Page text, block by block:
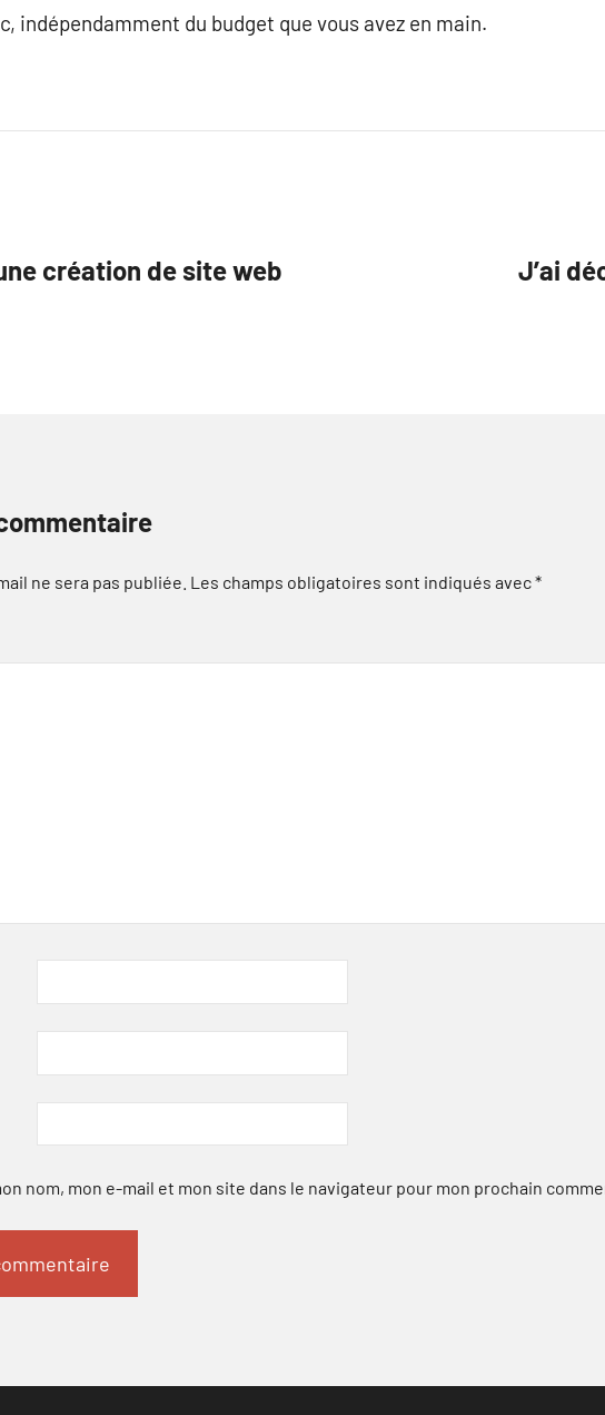
indépendamment du budget que vous avez en main.
création de site web
J’ai
ne sera pas publiée. Les champs obligatoires sont indiqués avec*
nom, mon e-mail et mon site dans le navigateur pour mon prochain